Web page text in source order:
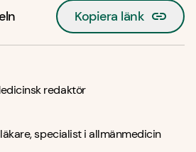
Kopiera länk
redaktör
specialist i allmänmedicin